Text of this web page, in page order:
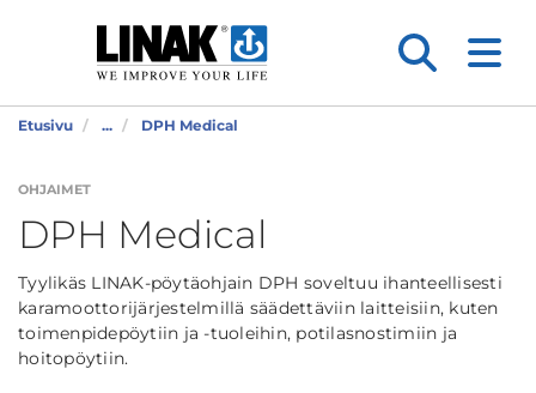
Etusivu ... DPH Medical
OHJAIMET
DPH Medical
Tyylikäs LINAK-pöytäohjain DPH soveltuu ihanteellisesti
karamoottorijärjestelmillä säädettäviin laitteisiin, kuten
toimenpidepöytiin ja -tuoleihin, potilasnostimiin ja
hoitopöytiin.